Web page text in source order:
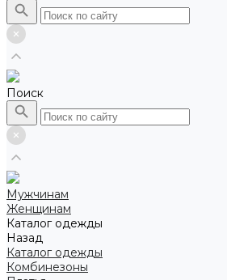
Поиск
Мужчинам
Женщинам
Каталог одежды
Назад
Каталог одежды
Комбинезоны